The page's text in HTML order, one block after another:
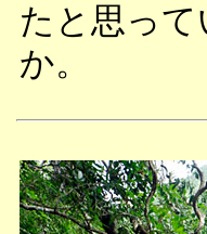
たと思って
か。